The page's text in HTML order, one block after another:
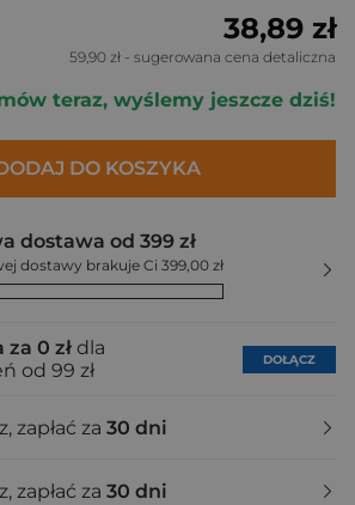
38,89 zł
59,90 zł - sugerowana cena detaliczna
teraz, wyślemy jeszcze dziś!
DO KOSZYKA
dostawa od 399 zł
dostawy brakuje Ci 399,00 zł
0 zł dla
od 99 zł
DOŁĄCZ
zapłać za 30 dni
zapłać za 30 dni